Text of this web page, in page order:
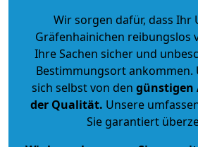
Wir sorgen dafür, dass Ihr
Gräfenhainichen reibungslos
Ihre Sachen sicher und
Bestimmungsort ankommen.
sich selbst von den günstigen
der Qualität. Unsere
Sie garantiert